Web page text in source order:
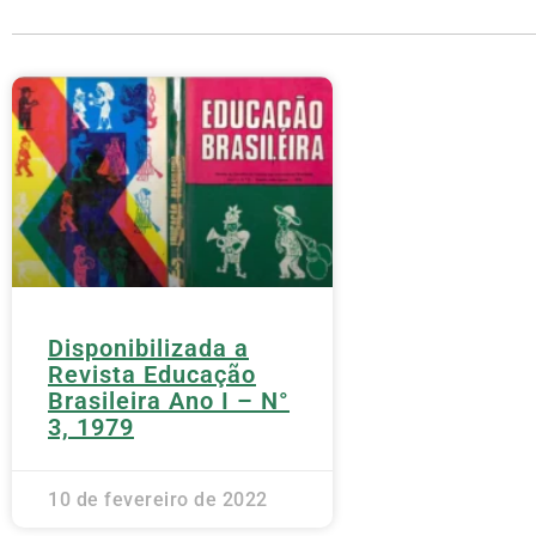
Disponibilizada a
Revista Educação
Brasileira Ano I – N°
3, 1979
10 de fevereiro de 2022